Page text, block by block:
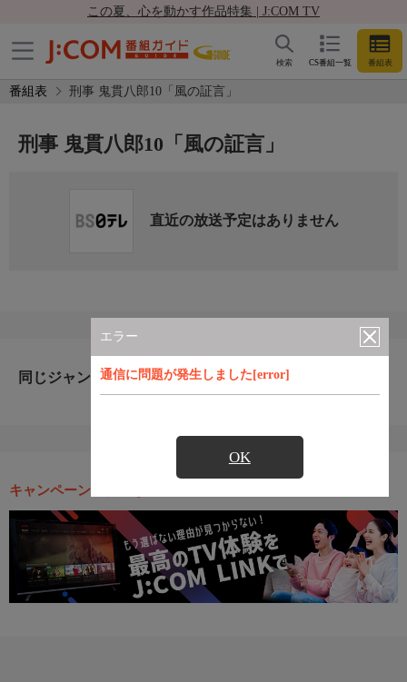
この夏、心を動かす作品特集 | J:COM TV
CS番組一覧 番組表
検索
番組表 刑事 鬼貫八郎10「風の証言」
エラー
通信に問題が発生しました[error]
OK
刑事 鬼貫八郎10「風の証言」
直近の放送予定はありません
同じジャンルのおすすめ番組
キャンペーン・お得な情報